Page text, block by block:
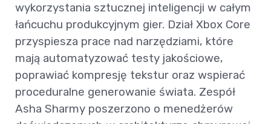
wykorzystania sztucznej inteligencji w całym
łańcuchu produkcyjnym gier. Dział Xbox Core
przyspiesza prace nad narzędziami, które
mają automatyzować testy jakościowe,
poprawiać kompresję tekstur oraz wspierać
proceduralne generowanie świata. Zespół
Asha Sharmy poszerzono o menedżerów